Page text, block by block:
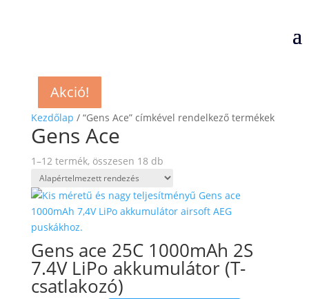
Kezdőlap / “Gens Ace” címkével rendelkező termékek
Gens Ace
1–12 termék, összesen 18 db
Akció!
Gens ace 25C 1000mAh 2S
7.4V LiPo akkumulátor (T-
csatlakozó)
Akció!
Akció!
Akció!
Akció!
Akció!
Akció!
Akció!
Akció!
Akció!
Akció!
Akció!